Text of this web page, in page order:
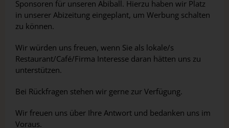
Sponsoren für unseren Abiball. Hierzu haben wir Platz
in unserer Abizeitung eingeplant, um Werbung schalten
zu können.
Wir würden uns freuen, wenn Sie als lokale/s
Restaurant/Café/Firma Interesse daran hätten uns zu
unterstützen.
Bei Rückfragen stehen wir gerne zur Verfügung.
Wir freuen uns über Ihre Antwort und bedanken uns im
Voraus.